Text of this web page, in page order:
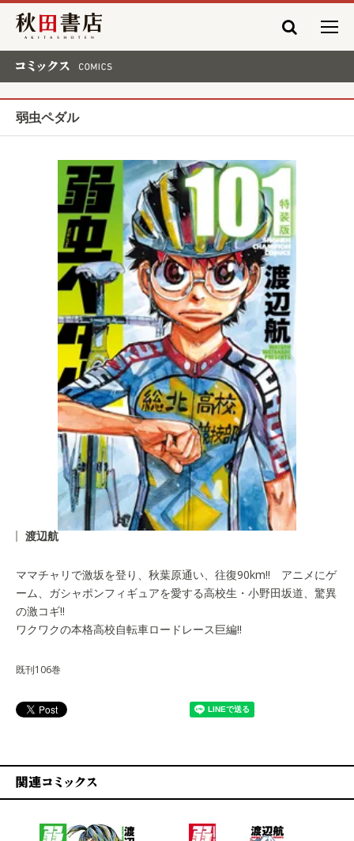
秋田書店
弱虫ペダル
渡辺航
ママチャリで激坂を登り、秋葉原通い、往復90km!! アニメにゲ
ーム、ガシャポンフィギュアを愛する高校生・小野田坂道、驚異
の激コギ!!
ワクワクの本格高校自転車ロードレース巨編!!
既刊106巻